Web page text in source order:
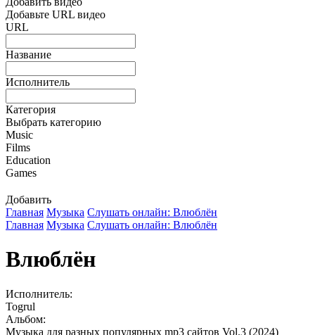
Добавьте URL видео
URL
Название
Исполнитель
Категория
Выбрать категорию
Music
Films
Education
Games
Добавить
Главная Музыка Слушать онлайн: Влюблён
Главная Музыка Слушать онлайн: Влюблён
Влюблён
Исполнитель:
Togrul
Альбом:
Музыка для разных популярных mp3 сайтов Vol.3 (2024)